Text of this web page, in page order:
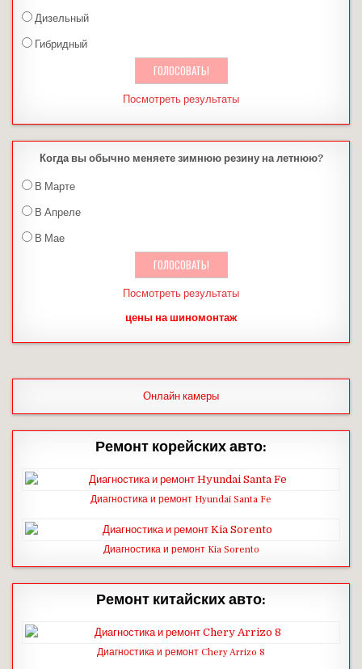
Дизельный
Гибридный
Посмотреть результаты
Когда вы обычно меняете зимнюю резину на летнюю?
В Марте
В Апреле
В Мае
Посмотреть результаты
цены на шиномонтаж
Онлайн камеры
Ремонт корейских авто:
Диагностика и ремонт Hyundai Santa Fe
Диагностика и ремонт Kia Sorento
Ремонт китайских авто:
Диагностика и ремонт Chery Arrizo 8